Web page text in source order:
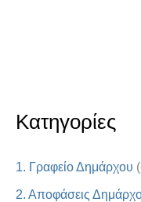
Κατηγορίες
1. Γραφείο Δημάρχου
2. Αποφάσεις